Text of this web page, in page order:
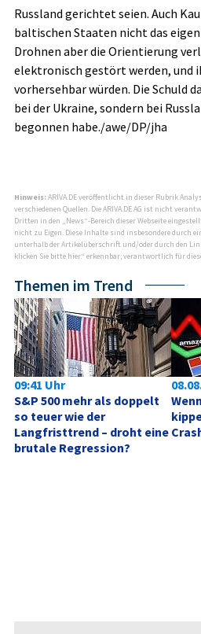
Russland gerichtet seien. Auch
baltischen Staaten nicht das
Drohnen aber die Orientierung
elektronisch gestört werden, und
vorhersehbar würden. Die Schuld
bei der Ukraine, sondern bei
begonnen habe./awe/DP/jha
Hinweis:ARIVA.DE veröffentlicht in dieser Rubrik
verschiedenen Quellen. Die ARIVA.DE AG ist nicht
Dritten in den „News“-Bereich dieser Webseite
nicht zu Eigen. Diese Inhalte sind insbesondere durch
unterhalb der Artikelüberschrift und/oder durch den
klicken Sie bitte hier.“ erkennbar; verantwortlich für
Themen im Trend
09:41 Uhr
S&P 500 mehr als doppelt
so teuer wie der
Langfristtrend – droht eine
brutale Regression?